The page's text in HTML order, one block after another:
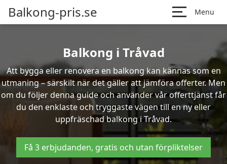
Balkong-pris.se Menu
Balkong i Tråvad
Att bygga eller renovera en balkong kan kännas som en
utmaning – särskilt när det gäller att jämföra offerter. Men
om du följer denna guide och använder vår offerttjänst får
du den enklaste och tryggaste vägen till en ny eller
uppfräschad balkong i Tråvad.
Få 3 erbjudanden, gratis och utan förpliktelser